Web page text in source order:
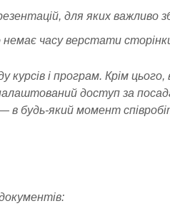
для яких важливо
часу верстати
і програм. Крім цього,
доступ за
в будь-який момент